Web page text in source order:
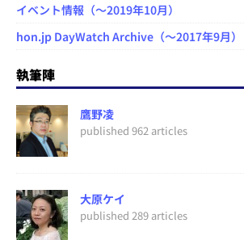
イベント情報（～2019年10月）
hon.jp DayWatch Archive（～2017年9月）
執筆陣
鷹野凌
published 962 articles
大原ケイ
published 289 articles